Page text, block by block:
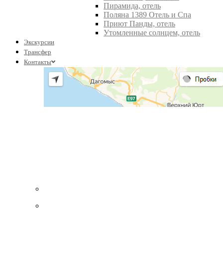
Пирамида, отель
Поляна 1389 Отель и Спа
Приют Панды, отель
Утомленные солнцем, отель
Экскурсии
Трансфер
Контакты